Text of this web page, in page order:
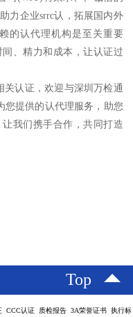
力企业srrc认，拓展国内外
的认代理机构是至关重要
、精力和成本，让认证过
关认证，欢迎与深圳万检通
您提供的认代理服务，助您
我们携手合作，共同打造
Top
CCC认证 质检报告 3A荣誉证书 执行标